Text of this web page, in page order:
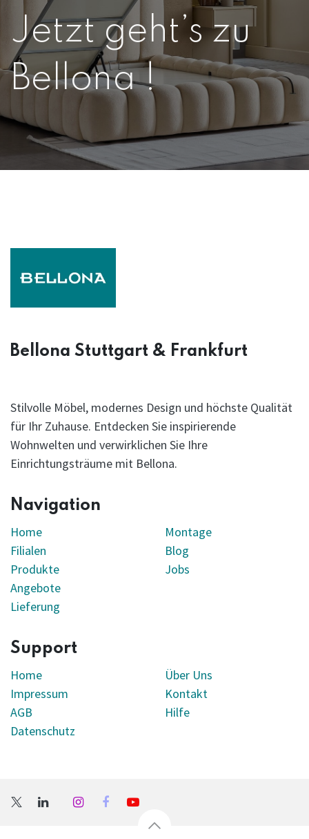
Jetzt geht’s zu
Bellona !
Bellona Stuttgart & Frankfurt
Stilvolle Möbel, modernes Design und höchste Qualität
für Ihr Zuhause. Entdecken Sie inspirierende
Wohnwelten und verwirklichen Sie Ihre
Einrichtungsträume mit Bellona.
Navigation
Home
Filialen
Produkte
Angebote
Lieferung
Montage
Blog
Jobs
Support
Home
Impressum
AGB
Datenschutz
Über Uns
Kontakt
Hilfe